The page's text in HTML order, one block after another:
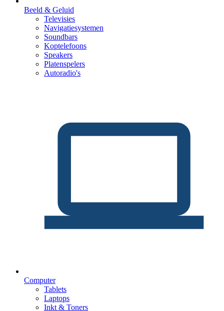
Beeld & Geluid
Televisies
Navigatiesystemen
Soundbars
Koptelefoons
Speakers
Platenspelers
Autoradio's
Computer
Tablets
Laptops
Inkt & Toners